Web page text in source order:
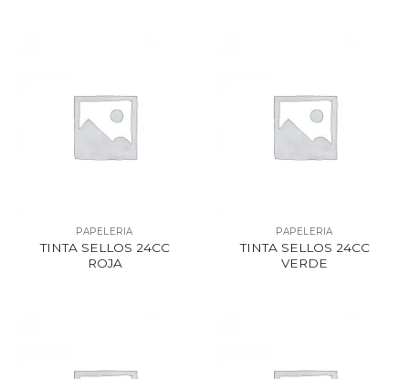
PAPELERIA
TINTA SELLOS 24CC
ROJA
PAPELERIA
TINTA SELLOS 24CC
VERDE